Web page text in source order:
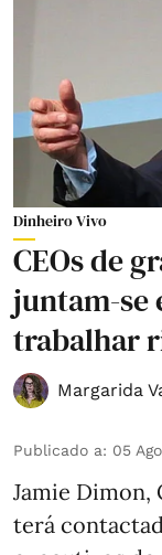
Dinheiro Vivo
CEOs de
juntam-se
trabalhar
Margarida
Publicado a: 05
Jamie Dimon,
terá